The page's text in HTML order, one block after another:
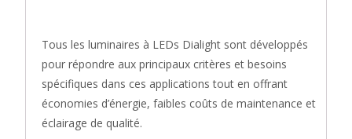
Tous les luminaires à LEDs Dialight sont développés
pour répondre aux principaux critères et besoins
spécifiques dans ces applications tout en offrant
économies d’énergie, faibles coûts de maintenance et
éclairage de qualité.